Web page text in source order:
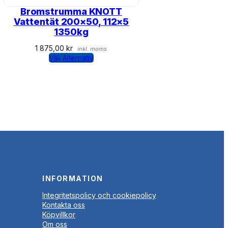
Bromstrumma KNOTT
Vattentät 200×50, 112×5
1350kg
1 875,00kr inkl. moms
Välj Alternativ
INFORMATION
Integritetspolicy och cookiepolicy
Kontakta oss
Köpvillkor
Om oss